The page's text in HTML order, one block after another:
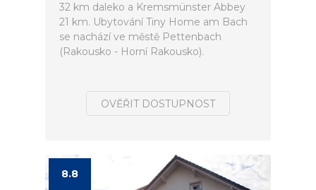
32 km daleko a Kremsmünster Abbey
21 km. Ubytování Tiny Home am Bach
se nachází ve městě Pettenbach
(Rakousko - Horní Rakousko).
OVĚŘIT DOSTUPNOST
8.8